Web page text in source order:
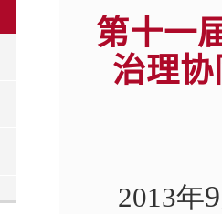
第十一
治理
2013年9